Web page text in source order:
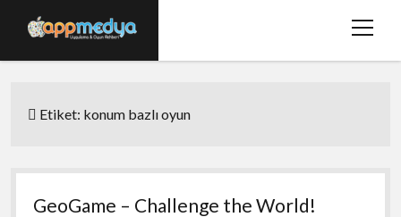
menüyü
Hakkımızda
Etiket: konum bazlı oyun
GeoGame – Challenge the World!